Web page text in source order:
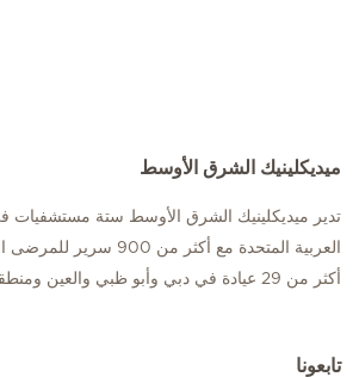
ميديكلينيك الشرق الأوسط
تدير ميديكلينيك الشرق الأوسط ستة مستشفيات
العربية المتحدة مع أكثر من
أكثر من 29 عيادة في دبي وأبو ظبي والعين ومنطقة الظفرة.
تابعونا